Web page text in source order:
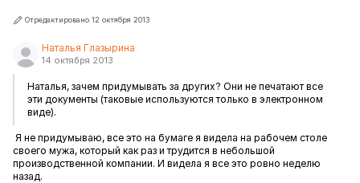
Отредактировано 12 октября 2013
Наталья Глазырина
14 октября 2013
Наталья, зачем придумывать за других? Они не печатают все
эти документы (таковые используются только в электронном
виде).
Я не придумываю, все это на бумаге я видела на рабочем столе
своего мужа, который как раз и трудится в небольшой
производственной компании. И видела я все это ровно неделю
назад.